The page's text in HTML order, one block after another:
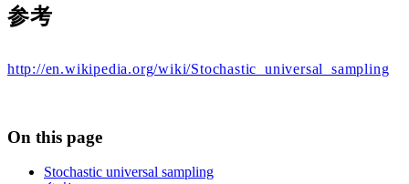
参考
http://en.wikipedia.org/wiki/Stochastic_universal_sampling
On this page
Stochastic universal sampling